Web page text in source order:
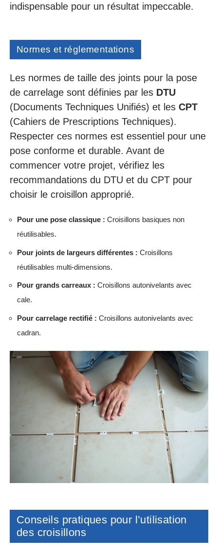
indispensable pour un résultat impeccable.
Normes et réglementations
Les normes de taille des joints pour la pose
de carrelage sont définies par les DTU
(Documents Techniques Unifiés) et les CPT
(Cahiers de Prescriptions Techniques).
Respecter ces normes est essentiel pour une
pose conforme et durable. Avant de
commencer votre projet, vérifiez les
recommandations du DTU et du CPT pour
choisir le croisillon approprié.
Pour une pose classique : Croisillons basiques non
réutilisables.
Pour joints de largeurs différentes : Croisillons
réutilisables multi-dimensions.
Pour grands carreaux : Croisillons autonivelants avec
cale.
Pour carrelage rectifié : Croisillons autonivelants avec
cadran.
Conseils pratiques pour l’utilisation
des croisillons